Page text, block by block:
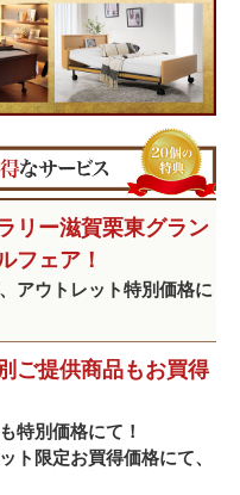
リー滋賀栗東グラン
フェア！
アウトレット特別価格に
ご提供商品もお買得
特別価格にて！
ト限定お買得価格にて、